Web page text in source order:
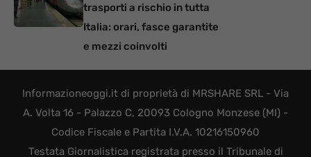
trasporti a rischio in tutta
Italia: orari, fasce garantite
e mezzi coinvolti
Informazioneoggi.it di proprietà di MRSHARE SRL - Via
A. Volta 16 - Palazzo C, 20093 Cologno Monzese (MI) -
Codice Fiscale e Partita I.V.A. 10216150960
Testata Giornalistica registrata presso il Tribunale di